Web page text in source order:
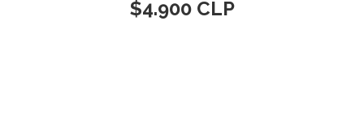
$4.900 CLP